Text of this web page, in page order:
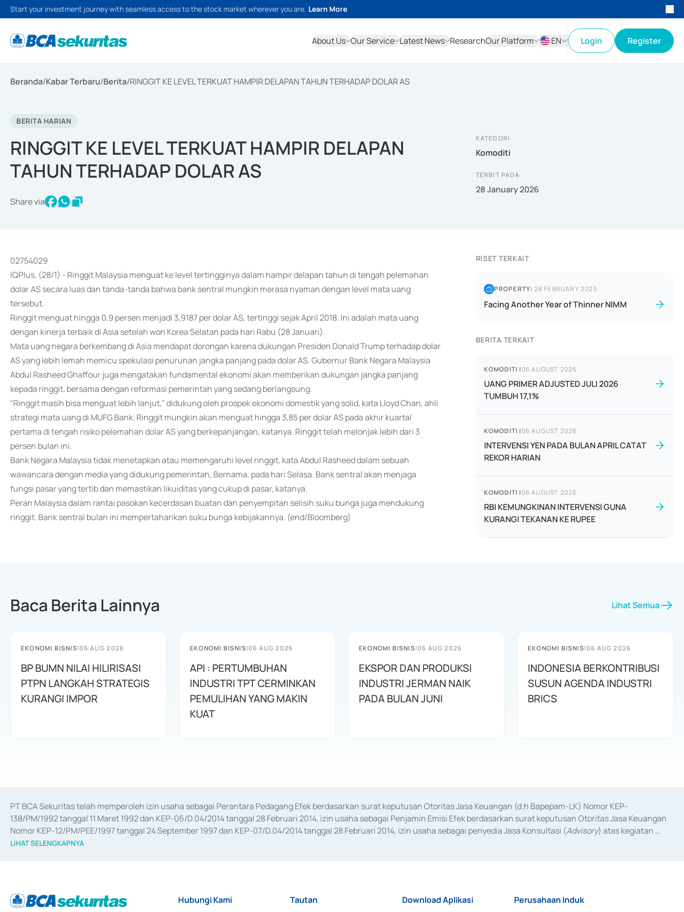
Start your investment journey with seamless access to the stock market wherever you are. Learn More
About Us Our Service Latest News ResearchOur Platform
EN
Login Register
Beranda/Kabar Terbaru/Berita/RINGGIT KE LEVEL TERKUAT HAMPIR DELAPAN TAHUN TERHADAP DOLAR AS
BERITA HARIAN
RINGGIT KE LEVEL TERKUAT HAMPIR DELAPAN
TAHUN TERHADAP DOLAR AS
Share via
KATEGORI
Komoditi
TERBIT PADA
28 January 2026
02754029
IQPlus, (28/1) - Ringgit Malaysia menguat ke level tertingginya dalam hampir delapan tahun di tengah pelemahan
dolar AS secara luas dan tanda-tanda bahwa bank sentral mungkin merasa nyaman dengan level mata uang
tersebut.
Ringgit menguat hingga 0,9 persen menjadi 3,9187 per dolar AS, tertinggi sejak April 2018. Ini adalah mata uang
dengan kinerja terbaik di Asia setelah won Korea Selatan pada hari Rabu (28 Januari).
Mata uang negara berkembang di Asia mendapat dorongan karena dukungan Presiden Donald Trump terhadap dolar
AS yang lebih lemah memicu spekulasi penurunan jangka panjang pada dolar AS. Gubernur Bank Negara Malaysia
Abdul Rasheed Ghaffour juga mengatakan fundamental ekonomi akan memberikan dukungan jangka panjang
kepada ringgit, bersama dengan reformasi pemerintah yang sedang berlangsung.
"Ringgit masih bisa menguat lebih lanjut," didukung oleh prospek ekonomi domestik yang solid, kata Lloyd Chan, ahli
strategi mata uang di MUFG Bank. Ringgit mungkin akan menguat hingga 3,85 per dolar AS pada akhir kuartal
pertama di tengah risiko pelemahan dolar AS yang berkepanjangan, katanya. Ringgit telah melonjak lebih dari 3
persen bulan ini.
Bank Negara Malaysia tidak menetapkan atau memengaruhi level ringgit, kata Abdul Rasheed dalam sebuah
wawancara dengan media yang didukung pemerintah, Bernama, pada hari Selasa. Bank sentral akan menjaga
fungsi pasar yang tertib dan memastikan likuiditas yang cukup di pasar, katanya.
Peran Malaysia dalam rantai pasokan kecerdasan buatan dan penyempitan selisih suku bunga juga mendukung
ringgit. Bank sentral bulan ini mempertahankan suku bunga kebijakannya. (end/Bloomberg)
RISET TERKAIT
PROPERTY| 28 FEBRUARY 2025
Facing Another Year of Thinner NIMM
BERITA TERKAIT
KOMODITI |06 AUGUST 2026
UANG PRIMER ADJUSTED JULI 2026
TUMBUH 17,1%
KOMODITI |06 AUGUST 2026
INTERVENSI YEN PADA BULAN APRIL CATAT
REKOR HARIAN
KOMODITI |06 AUGUST 2026
RBI KEMUNGKINAN INTERVENSI GUNA
KURANGI TEKANAN KE RUPEE
Baca Berita Lainnya Lihat Semua
EKONOMI BISNIS|06 AUG 2026
BP BUMN NILAI HILIRISASI
PTPN LANGKAH STRATEGIS
KURANGI IMPOR
EKONOMI BISNIS|06 AUG 2026
API : PERTUMBUHAN
INDUSTRI TPT CERMINKAN
PEMULIHAN YANG MAKIN
KUAT
EKONOMI BISNIS|06 AUG 2026
EKSPOR DAN PRODUKSI
INDUSTRI JERMAN NAIK
PADA BULAN JUNI
EKONOMI BISNIS|06 AUG 2026
INDONESIA BERKONTRIBUSI
SUSUN AGENDA INDUSTRI
BRICS
PT BCA Sekuritas telah memperoleh izin usaha sebagai Perantara Pedagang Efek berdasarkan surat keputusan Otoritas Jasa Keuangan (d.h Bapepam-LK) Nomor KEP-
138/PM/1992 tanggal 11 Maret 1992 dan KEP-06/D.04/2014 tanggal 28 Februari 2014, izin usaha sebagai Penjamin Emisi Efek berdasarkan surat keputusan Otoritas Jasa Keuangan
Nomor KEP-12/PM/PEE/1997 tanggal 24 September 1997 dan KEP-07/D.04/2014 tanggal 28 Februari 2014, izin usaha sebagai penyedia Jasa Konsultasi (Advisory) atas kegiatan
merger, akuisisi, divestasi, dan
LIHAT SELENGKAPNYA
Hubungi Kami Tautan Download Aplikasi Perusahaan Induk